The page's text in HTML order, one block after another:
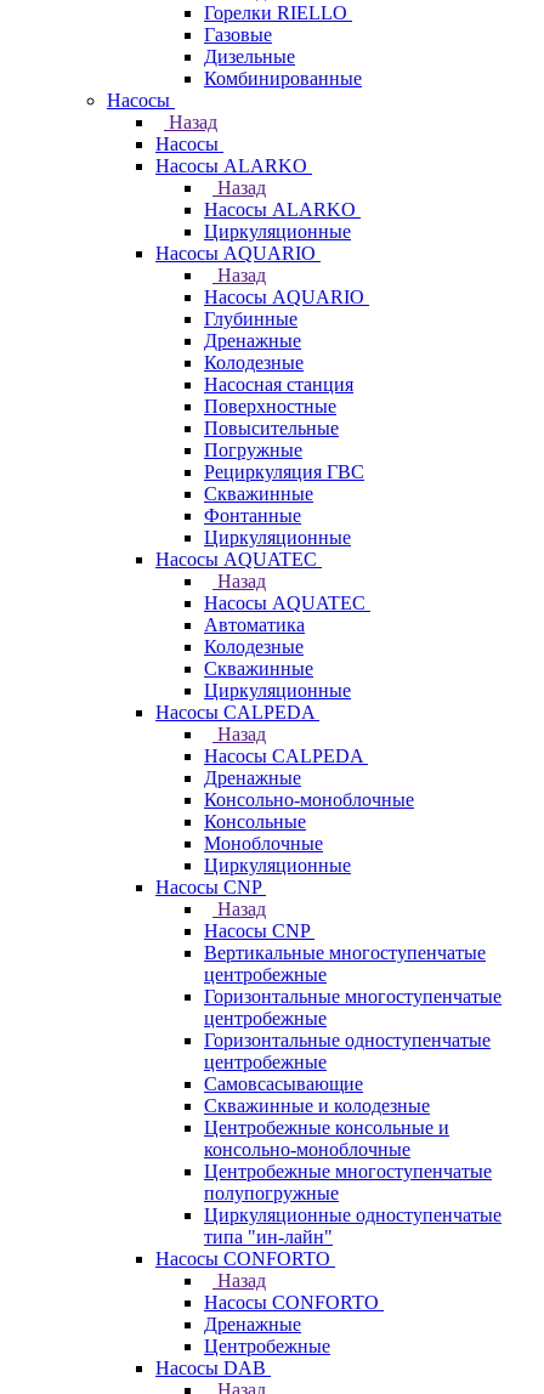
Горелки RIELLO
Газовые
Дизельные
Комбинированные
Насосы
Назад
Насосы
Насосы ALARKO
Назад
Насосы ALARKO
Циркуляционные
Насосы AQUARIO
Назад
Насосы AQUARIO
Глубинные
Дренажные
Колодезные
Насосная станция
Поверхностные
Повысительные
Погружные
Рециркуляция ГВС
Скважинные
Фонтанные
Циркуляционные
Насосы AQUATEC
Назад
Насосы AQUATEC
Автоматика
Колодезные
Скважинные
Циркуляционные
Насосы CALPEDA
Назад
Насосы CALPEDA
Дренажные
Консольно-моноблочные
Консольные
Моноблочные
Циркуляционные
Насосы CNP
Назад
Насосы CNP
Вертикальные многоступенчатые
центробежные
Горизонтальные многоступенчатые
центробежные
Горизонтальные одноступенчатые
центробежные
Самовсасывающие
Скважинные и колодезные
Центробежные консольные и
консольно-моноблочные
Центробежные многоступенчатые
полупогружные
Циркуляционные одноступенчатые
типа "ин-лайн"
Насосы CONFORTO
Назад
Насосы CONFORTO
Дренажные
Центробежные
Насосы DAB
Назад